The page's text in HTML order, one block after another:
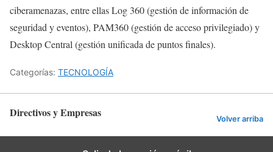
ciberamenazas, entre ellas Log 360 (gestión de información de
seguridad y eventos), PAM360 (gestión de acceso privilegiado) y
Desktop Central (gestión unificada de puntos finales).
Categorías: TECNOLOGÍA
Directivos y Empresas Volver arriba